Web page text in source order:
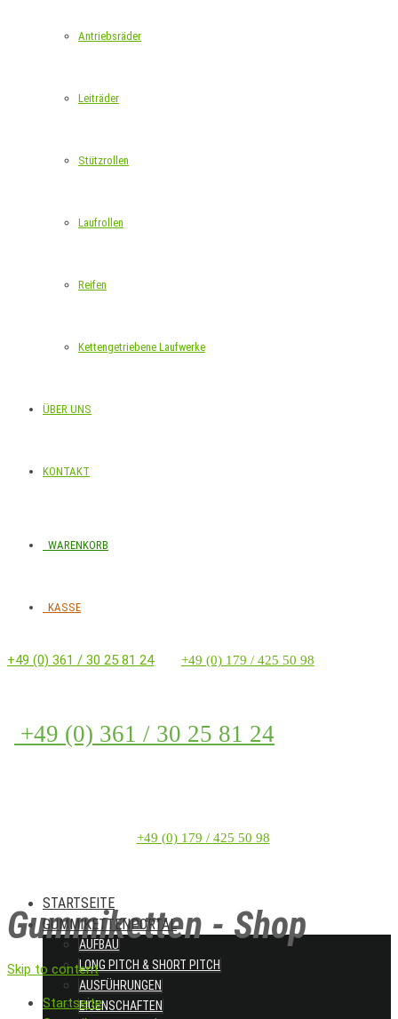
Antriebsräder
Leiträder
Stützrollen
Laufrollen
Reifen
Kettengetriebene Laufwerke
ÜBER UNS
KONTAKT
WARENKORB
KASSE
+49 (0) 361 / 30 25 81 24 +49 (0) 179 / 425 50 98
+49 (0) 361 / 30 25 81 24
+49 (0) 179 / 425 50 98
Gummiketten - Shop
STARTSEITE
GUMMIKETTENPORTAL
AUFBAU
LONG PITCH & SHORT PITCH
AUSFÜHRUNGEN
EIGENSCHAFTEN
Skip to content
Startseite